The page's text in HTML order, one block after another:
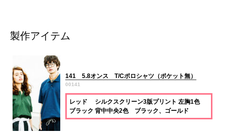
製作アイテム
141 5.8オンス T/Cポロシャツ（ポケット無）
00141
レッド シルクスクリーン3版プリント 左胸1色
ブラック 背中中央2色 ブラック、ゴールド